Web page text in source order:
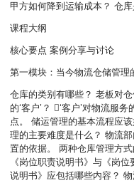
甲方如何降到运输成本？ 仓
课程大纲
核心要点 案例分享与讨论
第一模块：当今物流仓储管理
仓库的类别有哪些？ 老板对
的‘客户’？ ‘客户’对物流服
点。 储运管理的基本流程应
理的主要难度是什么？ 物流
置的依据。 两种仓库管理方
《岗位职责说明书》与《岗
说明书》应包括哪些内容？